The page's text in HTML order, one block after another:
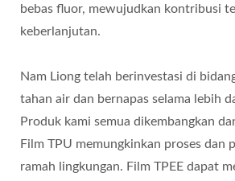
bebas fluor, mewujudkan kontribusi
keberlanjutan.
Nam Liong telah berinvestasi di
tahan air dan bernapas selama lebih
Produk kami semua dikembangkan
Film TPU memungkinkan proses dan
ramah lingkungan. Film TPEE dapat